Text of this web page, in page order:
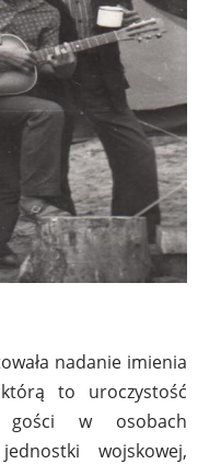
nadanie imienia
to uroczystość
gości w osobach
wojskowej,